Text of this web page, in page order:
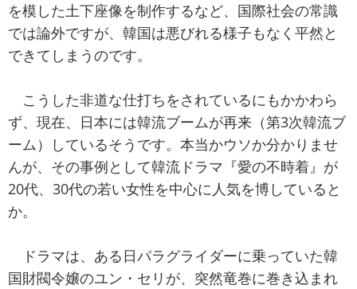
を模した土下座像を制作するなど、国際社会の常識
では論外ですが、韓国は悪びれる様子もなく平然と
できてしまうのです。
こうした非道な仕打ちをされているにもかかわら
ず、現在、日本には韓流ブームが再来（第3次韓流ブ
ーム）しているそうです。本当かウソか分かりませ
んが、その事例として韓流ドラマ『愛の不時着』が
20代、30代の若い女性を中心に人気を博していると
か。
ドラマは、ある日パラグライダーに乗っていた韓
国財閥令嬢のユン・セリが、突然竜巻に巻き込まれ